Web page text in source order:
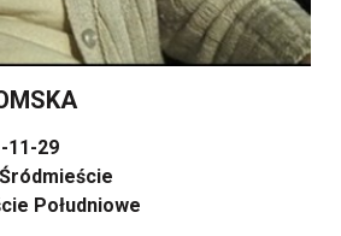
11-29
Południowe